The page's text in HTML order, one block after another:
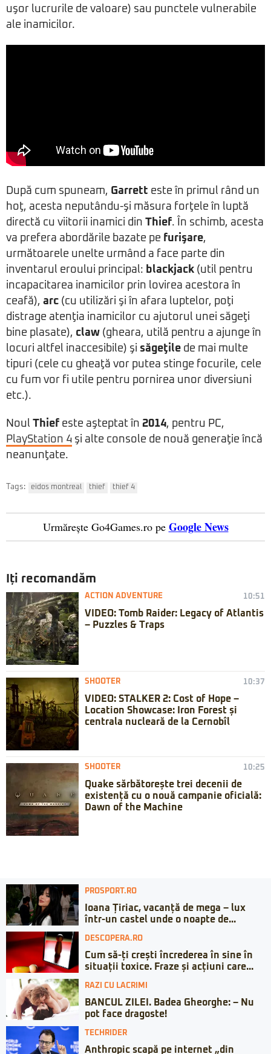
uşor lucrurile de valoare) sau punctele vulnerabile
ale inamicilor.
După cum spuneam, Garrett este în primul rând un
hoţ, acesta neputându-şi măsura forţele în luptă
directă cu viitorii inamici din Thief. În schimb, acesta
va prefera abordările bazate pe furişare,
următoarele unelte urmând a face parte din
inventarul eroului principal: blackjack (util pentru
incapacitarea inamicilor prin lovirea acestora în
ceafă), arc (cu utilizări şi în afara luptelor, poţi
distrage atenţia inamicilor cu ajutorul unei săgeţi
bine plasate), claw (gheara, utilă pentru a ajunge în
locuri altfel inaccesibile) şi săgeţile de mai multe
tipuri (cele cu gheaţă vor putea stinge focurile, cele
cu fum vor fi utile pentru pornirea unor diversiuni
etc.).
Noul Thief este aşteptat în 2014, pentru PC,
PlayStation 4 şi alte console de nouă generaţie încă
neanunţate.
Tags: eidos montreal thief thief 4
Urmărește Go4Games.ro pe Google News
Iți recomandăm
ACTION ADVENTURE 10:51
VIDEO: Tomb Raider: Legacy of Atlantis
– Puzzles & Traps
SHOOTER 10:37
VIDEO: STALKER 2: Cost of Hope –
Location Showcase: Iron Forest și
centrala nucleară de la Cernobîl
SHOOTER 10:25
Quake sărbătorește trei decenii de
existență cu o nouă campanie oficială:
Dawn of the Machine
PROSPORT.RO
Ioana Țiriac, vacanță de mega – lux
într-un castel unde o noapte de...
DESCOPERA.RO
Cum să-ți crești încrederea în sine în
situații toxice. Fraze și acțiuni care...
RAZI CU LACRIMI
BANCUL ZILEI. Badea Gheorghe: – Nu
pot face dragoste!
TECHRIDER
Anthropic scapă pe internet „din